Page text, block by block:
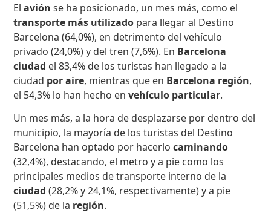
El avión se ha posicionado, un mes más, como el
transporte más utilizado para llegar al Destino
Barcelona (64,0%), en detrimento del vehículo
privado (24,0%) y del tren (7,6%). En Barcelona
ciudad el 83,4% de los turistas han llegado a la
ciudad por aire, mientras que en Barcelona región,
el 54,3% lo han hecho envehículo particular.
Un mes más, a la hora de desplazarse por dentro del
municipio, la mayoría de los turistas del Destino
Barcelona han optado por hacerlocaminando
(32,4%), destacando, el metro y a pie como los
principales medios de transporte interno de la
ciudad(28,2% y 24,1%, respectivamente) y a pie
(51,5%) de la región.